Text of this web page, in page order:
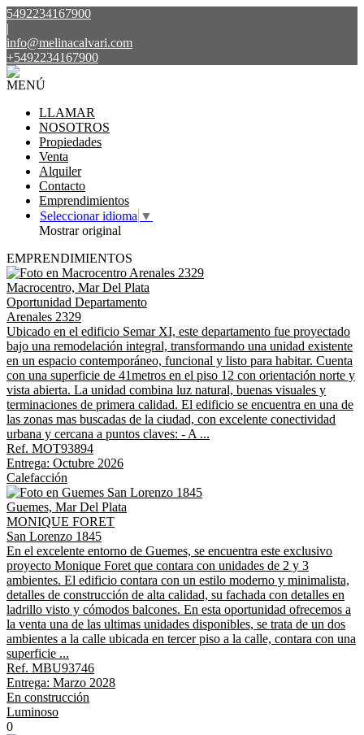
5492234167900
|
info@melinacalvari.com
+5492234167900
MENÚ
LLAMAR
NOSOTROS
Propiedades
Venta
Alquiler
Contacto
Emprendimientos
Seleccionar idioma ▼
Mostrar original
EMPRENDIMIENTOS
Macrocentro, Mar Del Plata
Oportunidad Departamento
Arenales 2329
Ubicado en el edificio Semar XI, este departamento fue proyectado
bajo una remodelación integral, transformando una unidad existente
en un espacio contemporáneo, funcional y listo para habitar. Cuenta
con una superficie de 41metros en el piso 12 con orientación norte y
vista abierta. La unidad combina luz natural, buenas visuales y
terminaciones de primera calidad. El edificio se encuentra en una de
las zonas mas buscadas de la ciudad, con excelente conectividad
urbana y cercana a puntos claves: - A ...
Ref. MOT93894
Entrega: Octubre 2026
Calefacción
Guemes, Mar Del Plata
MONIQUE FORET
San Lorenzo 1845
En el excelente entorno de Guemes, se encuentra este exclusivo
proyecto Monique Foret que contara con unidades de 2 y 3
ambientes. El edificio contara con un estilo moderno y minimalista,
detalles de construcción de alta calidad, su fachada con detalles en
ladrillo visto y cómodos balcones. En esta oportunidad ofrecemos a
la venta una de las ultimas unidades disponibles, se trata de un dos
ambientes a la calle ubicada en tercer piso a la calle, contara con una
superficie ...
Ref. MBU93746
Entrega: Marzo 2028
En construcción
Luminoso
0